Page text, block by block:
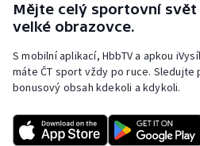
Mějte celý sportovní svět
velké obrazovce.
S mobilní aplikací, HbbTV a apkou
máte ČT sport vždy po ruce. Sledujte
bonusový obsah kdekoli a kdykoli.